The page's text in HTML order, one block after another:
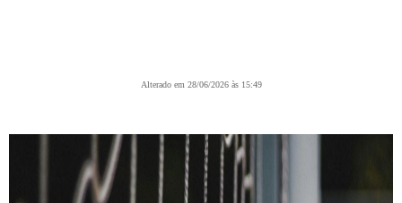
Alterado em 28/06/2026 às 15:49